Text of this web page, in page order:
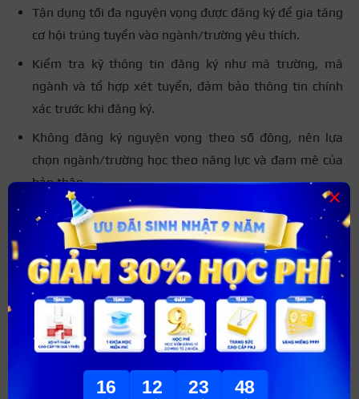
Tận dụng tối đa nguyện vọng được đăng ký để gia tăng
cơ hội trúng tuyển vào ngành/trường yêu thích.
Kiểm tra kỹ thông tin đăng ký như mã trường, mã
ngành và tổ hợp xét tuyển, đảm bảo thông tin chính
xác trước khi đăng ký.
Không đăng ký nguyện vọng theo số đông, nên lựa
chọn ngành/trường học theo năng lực và đam mê của
bản thân.
Chủ động điều chỉnh và thay đổi thứ tự nguyện vọng
khi cần thiết để phù hợp với mức điểm của bản thân.
Hoàn tất xác nhận đăng ký và thanh toán lệ phí đúng
thời hạn quy định.
Nếu đã được trúng tuyển sớm theo hình thức xét học
bạ hoặc tuyển thẳng, bạn vẫn phải đăng ký nguyện
16 12 23 47
×